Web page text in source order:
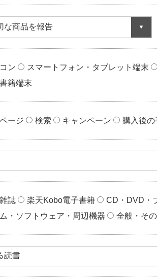
な商品を報告
ン スマートフォン・タブレット端末
籍端末
ージ 検索 キャンペーン 購入後の
誌 楽天Kobo電子書籍
CD・DVD・
・ソフトウェア・周辺機器
全般・そ